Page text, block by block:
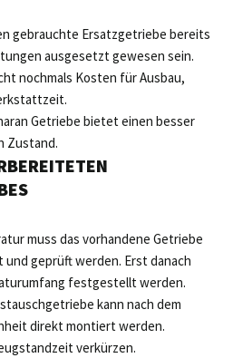
gebrauchte Ersatzgetriebe bereits
ausgesetzt gewesen sein.
nochmals Kosten für Ausbau,
Getriebe bietet einen besser
Zustand.
muss das vorhandene Getriebe
geprüft werden. Erst danach
festgestellt werden.
kann nach dem
direkt montiert werden.
verkürzen.